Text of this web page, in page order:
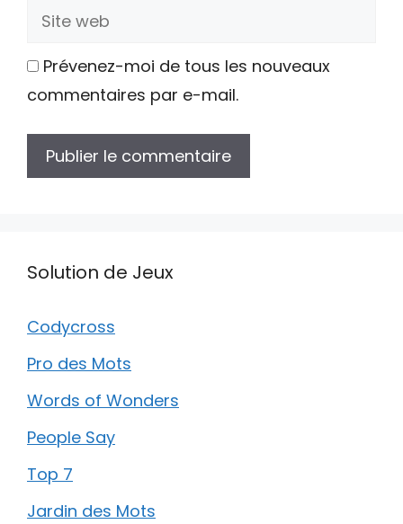
Site
Prévenez-moi de tous les nouveaux
commentaires par e-mail.
Solution de Jeux
Codycross
Pro des Mots
Words of Wonders
People Say
Top 7
Jardin des Mots